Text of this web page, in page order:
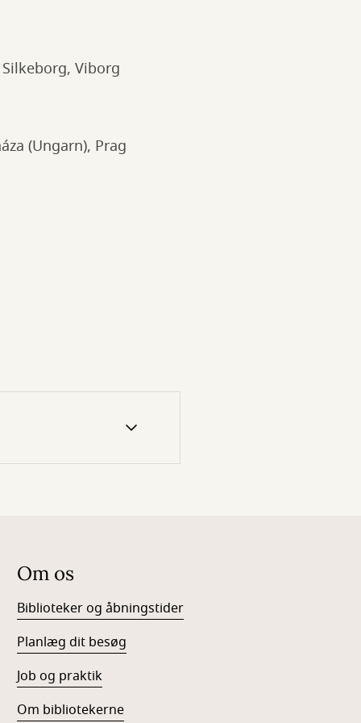
Viborg
(Ungarn), Prag
Om os
Biblioteker og åbningstider
Planlæg dit besøg
Job og praktik
Om bibliotekerne